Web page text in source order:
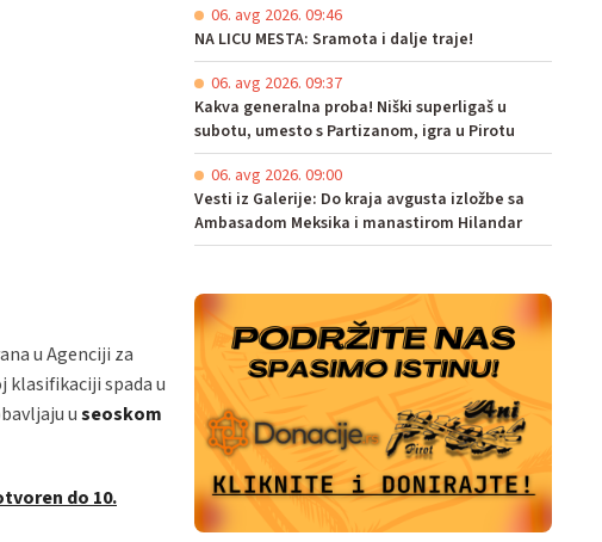
u Agenciji za
klasifikaciji spada u
useoskom
do 10.
06. avg 2026. 09:46
NA LICU MESTA: Sramota i dalje traje!
06. avg 2026. 09:37
Kakva generalna proba! Niški superligaš u
subotu, umesto s Partizanom, igra u Pirotu
06. avg 2026. 09:00
Vesti iz Galerije: Do kraja avgusta izložbe sa
Ambasadom Meksika i manastirom Hilandar